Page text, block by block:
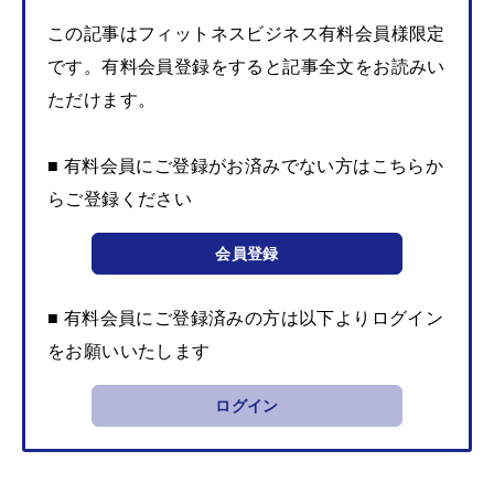
この記事はフィットネスビジネス有料会員様限定
です。有料会員登録をすると記事全文をお読みい
ただけます。
■ 有料会員にご登録がお済みでない方はこちらか
らご登録ください
会員登録
■ 有料会員にご登録済みの方は以下よりログイン
をお願いいたします
ログイン